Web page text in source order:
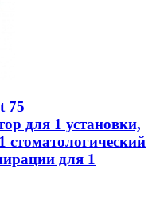
75
для 1 установки,
стоматологический
для 1